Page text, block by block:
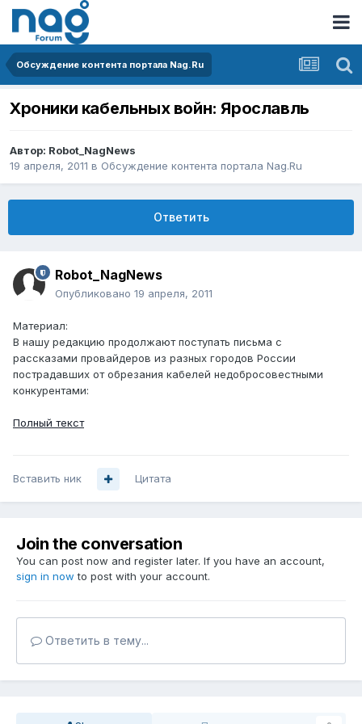
Обсуждение контента портала Nag.Ru
Хроники кабельных войн: Ярославль
Автор: Robot_NagNews
19 апреля, 2011 в Обсуждение контента портала Nag.Ru
Ответить
Robot_NagNews
Опубликовано 19 апреля, 2011
Материал:
В нашу редакцию продолжают поступать письма с
рассказами провайдеров из разных городов России
пострадавших от обрезания кабелей недобросовестными
конкурентами:
Полный текст
Вставить ник Цитата
Join the conversation
You can post now and register later. If you have an account,
sign in now to post with your account.
Ответить в тему...